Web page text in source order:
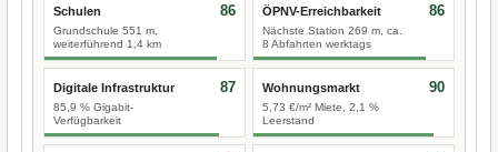
Schulen
Grundschule 551 m,
weiterführend 1,4 km
86 ÖPNV-Erreichbarkeit
Nächste Station 269 m, ca.
8 Abfahrten werktags
86
Digitale Infrastruktur
85,9 % Gigabit-
Verfügbarkeit
87 Wohnungsmarkt
5,73 €/m² Miete, 2,1 %
Leerstand
90